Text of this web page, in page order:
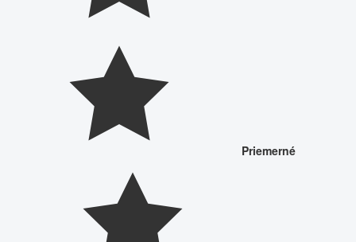
Priemerné